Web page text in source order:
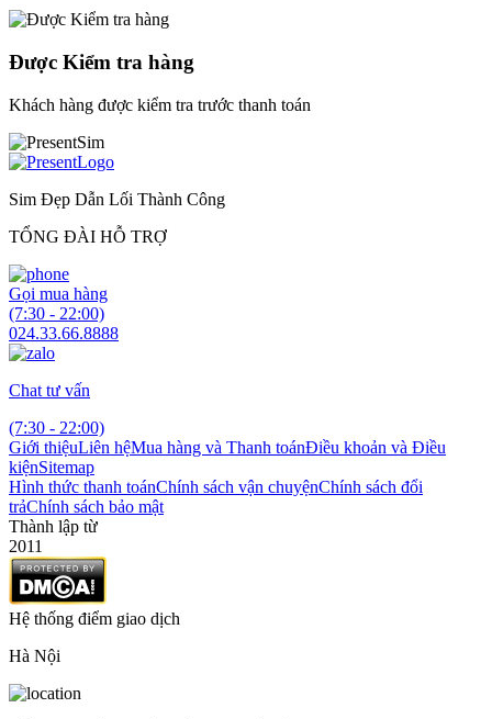
Được Kiểm tra hàng
Khách hàng được kiểm tra trước thanh toán
Sim Đẹp Dẫn Lối Thành Công
TỔNG ĐÀI HỖ TRỢ
Gọi mua hàng
(7:30 - 22:00)
024.33.66.8888
Chat tư vấn
(7:30 - 22:00)
Giới thiệuLiên hệMua hàng và Thanh toánĐiều khoản và Điều
kiệnSitemap
Hình thức thanh toánChính sách vận chuyệnChính sách đổi
trảChính sách bảo mật
Thành lập từ
2011
Hệ thống điểm giao dịch
Hà Nội